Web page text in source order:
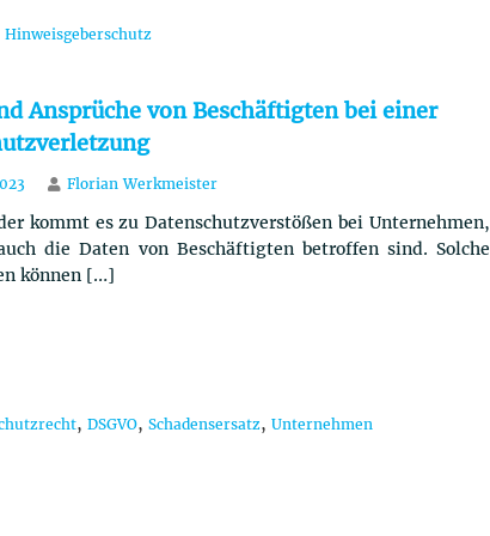
Hinweisgeberschutz
Ansprüche von Beschäftigten bei einer
Florian Werkmeister
kommt es zu Datenschutzverstößen bei Unternehmen,
die Daten von Beschäftigten betroffen sind. Solche
können […]
, DSGVO, Schadensersatz, Unternehmen